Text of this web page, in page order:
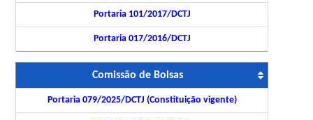
Portaria 101/2017/DCTJ
Portaria 017/2016/DCTJ
Comissão de Bolsas
Portaria 079/2025/DCTJ (Constituição vigente)